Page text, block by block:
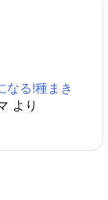
なる!種まき
より